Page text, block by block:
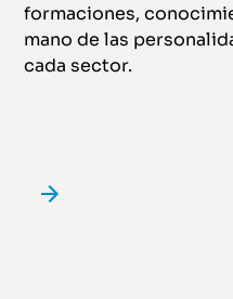
formaciones,
mano de las
cada sector.